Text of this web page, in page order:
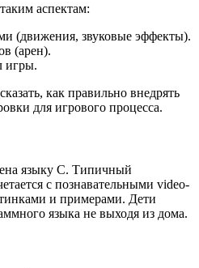
аспектам:
(движения, звуковые эффекты).
(арен).
игры.
как правильно внедрять
для игрового процесса.
языку C. Типичный
с познавательными video-
и примерами. Дети
языка не выходя из дома.